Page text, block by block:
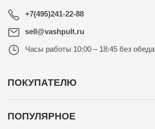
+7(495)241-22-88
sell@vashpult.ru
Часы работы 10:00 – 18:45 без обеда
ПОКУПАТЕЛЮ
ПОПУЛЯРНОЕ